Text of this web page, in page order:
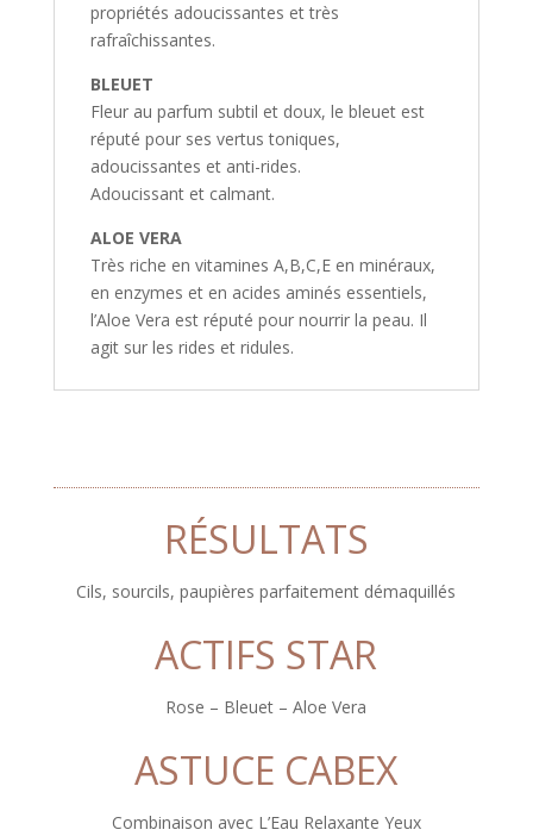
propriétés adoucissantes et très
rafraîchissantes.
BLEUET
Fleur au parfum subtil et doux, le bleuet est
réputé pour ses vertus toniques,
adoucissantes et anti-rides.
Adoucissant et calmant.
ALOE VERA
Très riche en vitamines A,B,C,E en minéraux,
en enzymes et en acides aminés essentiels,
l’Aloe Vera est réputé pour nourrir la peau. Il
agit sur les rides et ridules.
RÉSULTATS
Cils, sourcils, paupières parfaitement démaquillés
ACTIFS STAR
Rose – Bleuet – Aloe Vera
ASTUCE CABEX
Combinaison avec L’Eau Relaxante Yeux